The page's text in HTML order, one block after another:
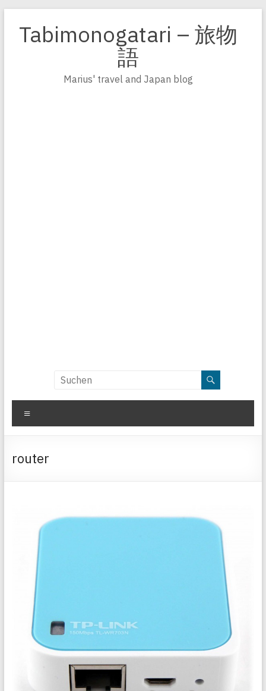
Inhalt
springen
Tabimonogatari – 旅物
語
Marius' travel and Japan blog
router